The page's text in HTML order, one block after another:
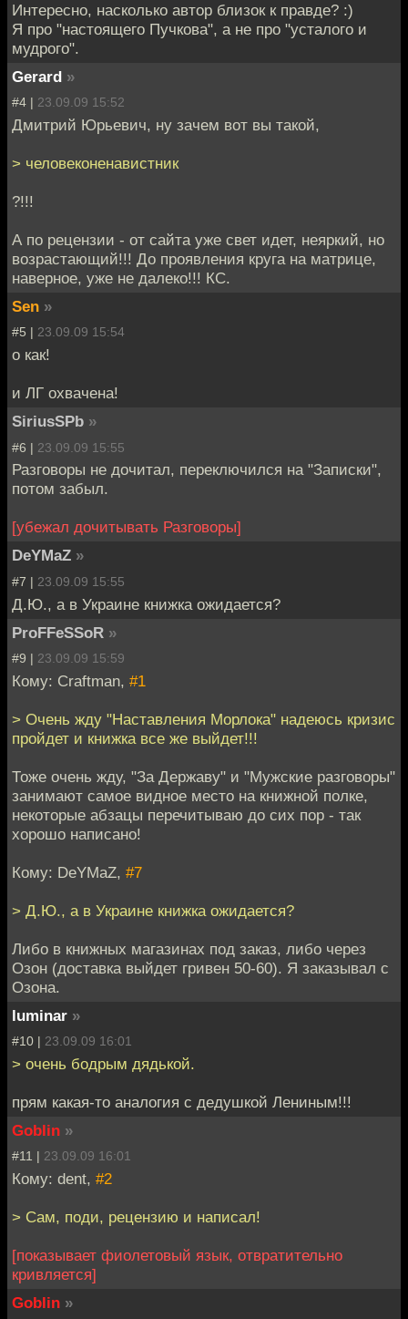
Интересно, насколько автор близок к правде? :)
Я про "настоящего Пучкова", а не про "усталого и
мудрого".
Gerard »
#4 | 23.09.09 15:52
Дмитрий Юрьевич, ну зачем вот вы такой,
> человеконенавистник
?!!!
А по рецензии - от сайта уже свет идет, неяркий, но
возрастающий!!! До проявления круга на матрице,
наверное, уже не далеко!!! КС.
Sen »
#5 | 23.09.09 15:54
о как!
и ЛГ охвачена!
SiriusSPb »
#6 | 23.09.09 15:55
Разговоры не дочитал, переключился на "Записки",
потом забыл.
[убежал дочитывать Разговоры]
DeYMaZ »
#7 | 23.09.09 15:55
Д.Ю., а в Украине книжка ожидается?
ProFFeSSoR »
#9 | 23.09.09 15:59
Кому: Craftman, #1
> Очень жду "Наставления Морлока" надеюсь кризис
пройдет и книжка все же выйдет!!!
Тоже очень жду, "За Державу" и "Мужские разговоры"
занимают самое видное место на книжной полке,
некоторые абзацы перечитываю до сих пор - так
хорошо написано!
Кому: DeYMaZ, #7
> Д.Ю., а в Украине книжка ожидается?
Либо в книжных магазинах под заказ, либо через
Озон (доставка выйдет гривен 50-60). Я заказывал с
Озона.
luminar »
#10 | 23.09.09 16:01
> очень бодрым дядькой.
прям какая-то аналогия с дедушкой Лениным!!!
Goblin »
#11 | 23.09.09 16:01
Кому: dent, #2
> Сам, поди, рецензию и написал!
[показывает фиолетовый язык, отвратительно
кривляется]
Goblin »